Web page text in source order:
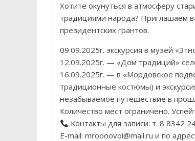
Хотите окунуться в атмосферу
традициями народа? Приглашаем
президентских грантов.
09.09.2025г. экскурсия в музей
12.09.2025г. — «Дом традиций»
16.09.2025г. — в «Мордовское
традиционные костюмы) и
незабываемое путешествие в
Количество мест ограничено.
Контакты для записи: т. 8 8342
E-mail: mroooovoi@mail.ru и по